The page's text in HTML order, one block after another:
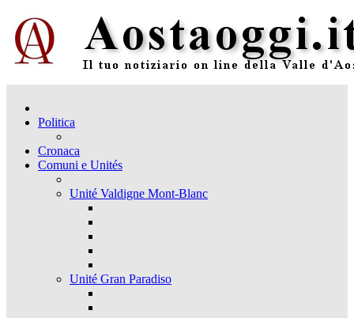
Politica
Cronaca
Comuni e Unités
Unité Valdigne Mont-Blanc
Unité Gran Paradiso